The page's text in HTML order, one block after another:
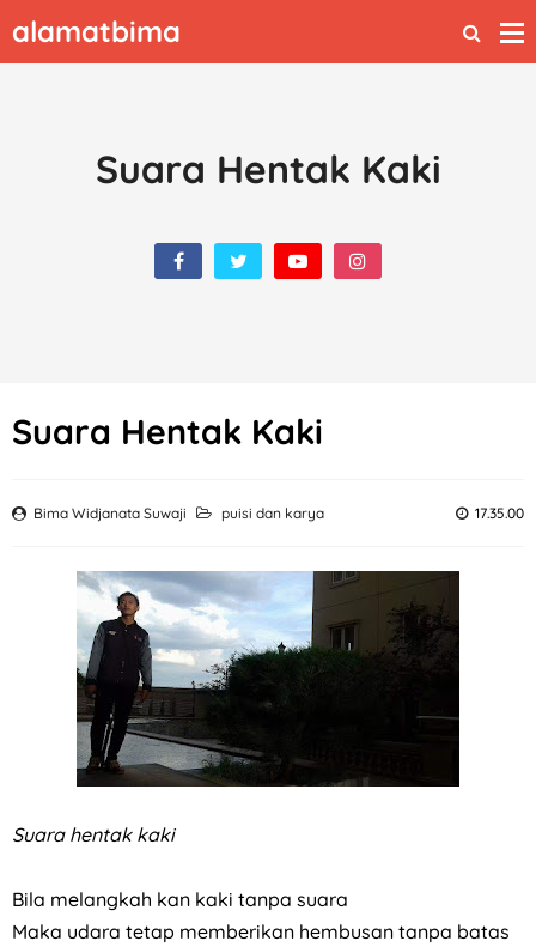
alamatbima
Suara Hentak Kaki
Suara Hentak Kaki
Bima Widjanata Suwaji 17.35.00
puisi dan karya
Suara hentak kaki
Bila melangkah kan kaki tanpa suara
Maka udara tetap memberikan hembusan tanpa batas